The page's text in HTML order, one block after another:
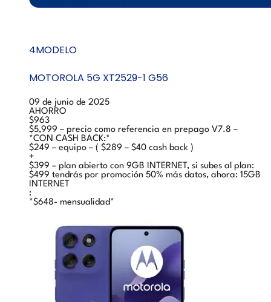
4MODELO
MOTOROLA 5G XT2529-1 G56
09 de junio de 2025
AHORRO
$963
$5,999 – precio como referencia en prepago V7.8 –
*CON CASH BACK:*
$249 – equipo – ( $289 – $40 cash back )
+
$399 – plan abierto con 9GB INTERNET, si subes al plan:
$499 tendrás por promoción 50% más datos, ahora: 15GB
INTERNET
:
*$648- mensualidad*